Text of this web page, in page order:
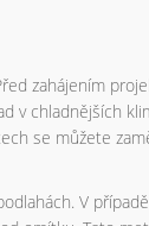
zahájením
v chladnějších
se můžete
V